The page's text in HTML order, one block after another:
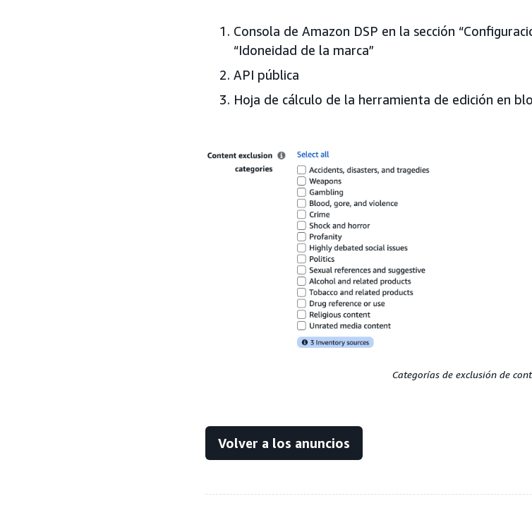
Consola de Amazon DSP en la sección
“Idoneidad de la marca”
API pública
Hoja de cálculo de la herramienta de edición en
Categorías de exclusión de
Volver a los anuncios